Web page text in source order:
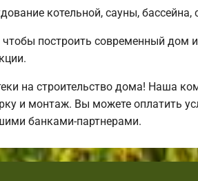
котельной, сауны,
построить современный
на строительство дома! Наша
и монтаж. Вы можете оплатить
банками-партнерами.